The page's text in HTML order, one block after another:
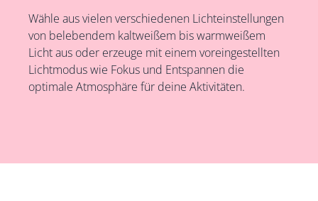
Wähle aus vielen verschiedenen Lichteinstellungen
von belebendem kaltweißem bis warmweißem
Licht aus oder erzeuge mit einem voreingestellten
Lichtmodus wie Fokus und Entspannen die
optimale Atmosphäre für deine Aktivitäten.